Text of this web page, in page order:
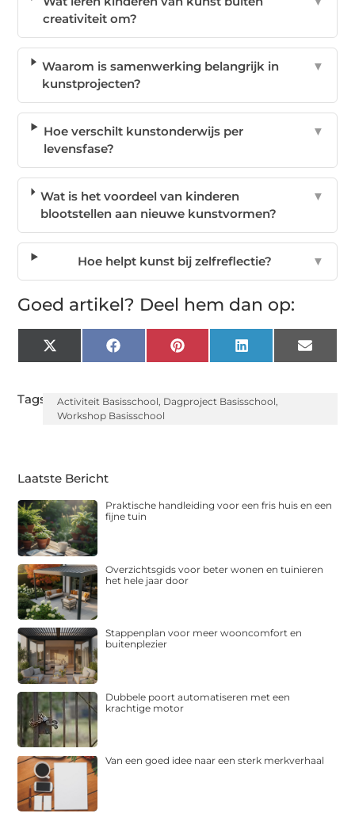
creativiteit om?
Waarom is samenwerking belangrijk in
kunstprojecten?
▼
Hoe verschilt kunstonderwijs per
levensfase?
▼
Wat is het voordeel van kinderen
blootstellen aan nieuwe kunstvormen?
▼
Hoe helpt kunst bij zelfreflectie? ▼
Goed artikel? Deel hem dan op:
X
(Twitter)
FacebookPinterest LinkedIn Email
Tags: Activiteit Basisschool, Dagproject Basisschool,
Workshop Basisschool
Laatste Bericht
Praktische handleiding voor een fris huis en een
fijne tuin
Overzichtsgids voor beter wonen en tuinieren
het hele jaar door
Stappenplan voor meer wooncomfort en
buitenplezier
Dubbele poort automatiseren met een
krachtige motor
Van een goed idee naar een sterk merkverhaal